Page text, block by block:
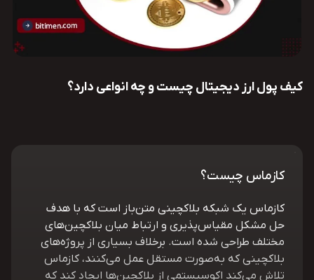
کیف پول ارز دیجیتال چیست و چه انواعی دارد؟
کازماس چیست؟
کازماس یک شبکه بلاکچینی متن‌باز است که با هدف
حل مشکل مقیاس‌پذیری و ارتباط میان بلاکچین‌های
مختلف طراحی شده است. برخلاف بسیاری از پروژه‌های
بلاکچینی که به‌صورت مستقل عمل می‌کنند، کازماس
تلاش می‌کند اکوسیستمی از بلاکچین‌ها ایجاد کند که